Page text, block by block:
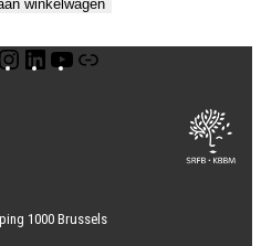
winkelwagen
Facebook
Instagram
LinkedInYouTube
1000 Brussels